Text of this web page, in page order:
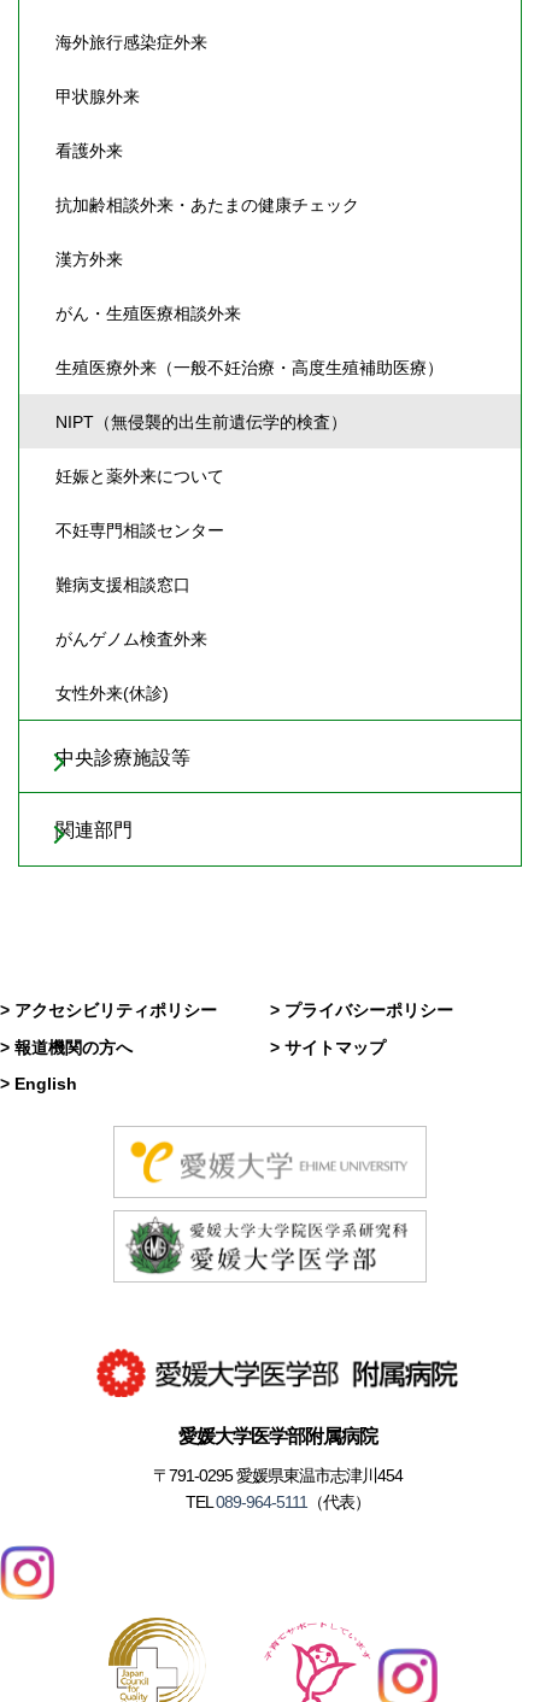
海外旅行感染症外来
甲状腺外来
看護外来
抗加齢相談外来・あたまの健康チェック
漢方外来
がん・生殖医療相談外来
生殖医療外来（一般不妊治療・高度生殖補助医療）
NIPT（無侵襲的出生前遺伝学的検査）
妊娠と薬外来について
不妊専門相談センター
難病支援相談窓口
がんゲノム検査外来
女性外来(休診)
中央診療施設等
関連部門
愛媛大学医学部附属病院
〒791-0295 愛媛県東温市志津川454
TEL089-964-5111（代表）
> アクセシビリティポリシー
> プライバシーポリシー
> 報道機関の方へ
> サイトマップ
> English